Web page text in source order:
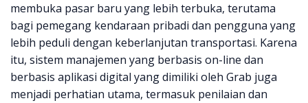
membuka pasar baru yang lebih terbuka, terutama
bagi pemegang kendaraan pribadi dan pengguna yang
lebih peduli dengan keberlanjutan transportasi. Karena
itu, sistem manajemen yang berbasis on-line dan
berbasis aplikasi digital yang dimiliki oleh Grab juga
menjadi perhatian utama, termasuk penilaian dan